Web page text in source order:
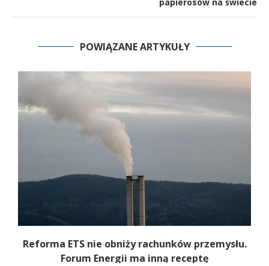
POWIĄZANE ARTYKUŁY
Reforma ETS nie obniży rachunków przemysłu.
Forum Energii ma inną receptę